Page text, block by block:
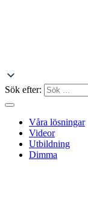
Sök efter:
Våra lösningar
Videor
Utbildning
Dimma